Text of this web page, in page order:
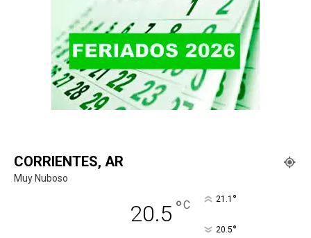
CORRIENTES, AR
Muy Nuboso
20.5 °C 21.1 °
20.5°